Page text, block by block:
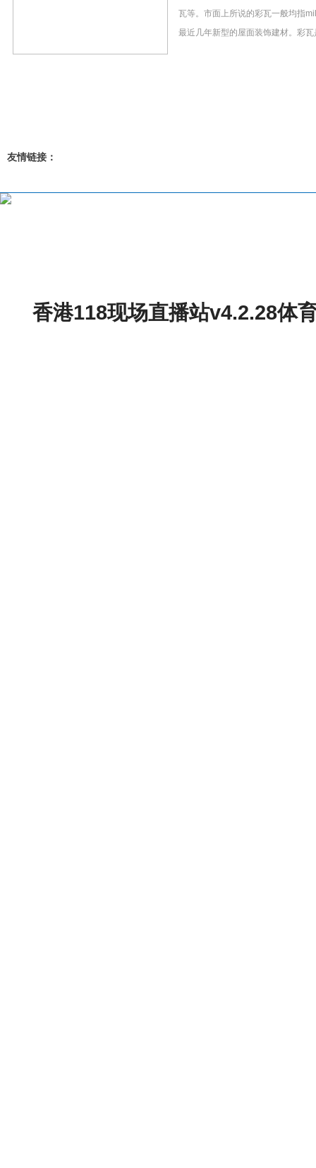
瓦等。市面上所说的彩瓦一般均指
最近几年新型的屋面装饰建材。彩
友情链接：
香港118现场直播站v4.2.28体